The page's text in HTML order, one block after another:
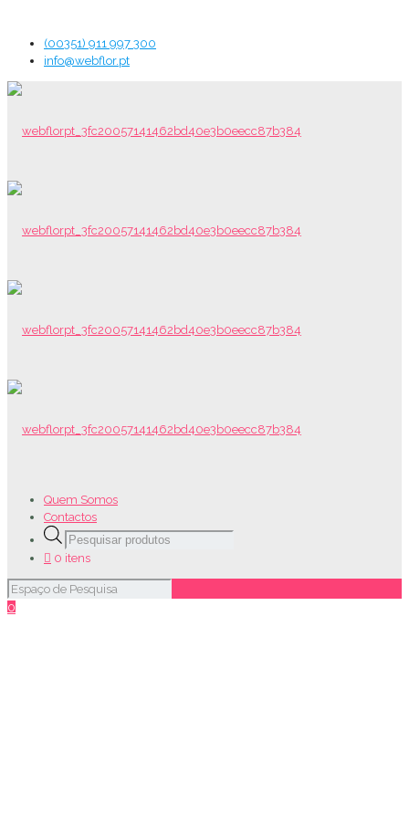
(00351) 911 997 300
info@webflor.pt
Quem Somos
Contactos
Products
search
0 itens
0